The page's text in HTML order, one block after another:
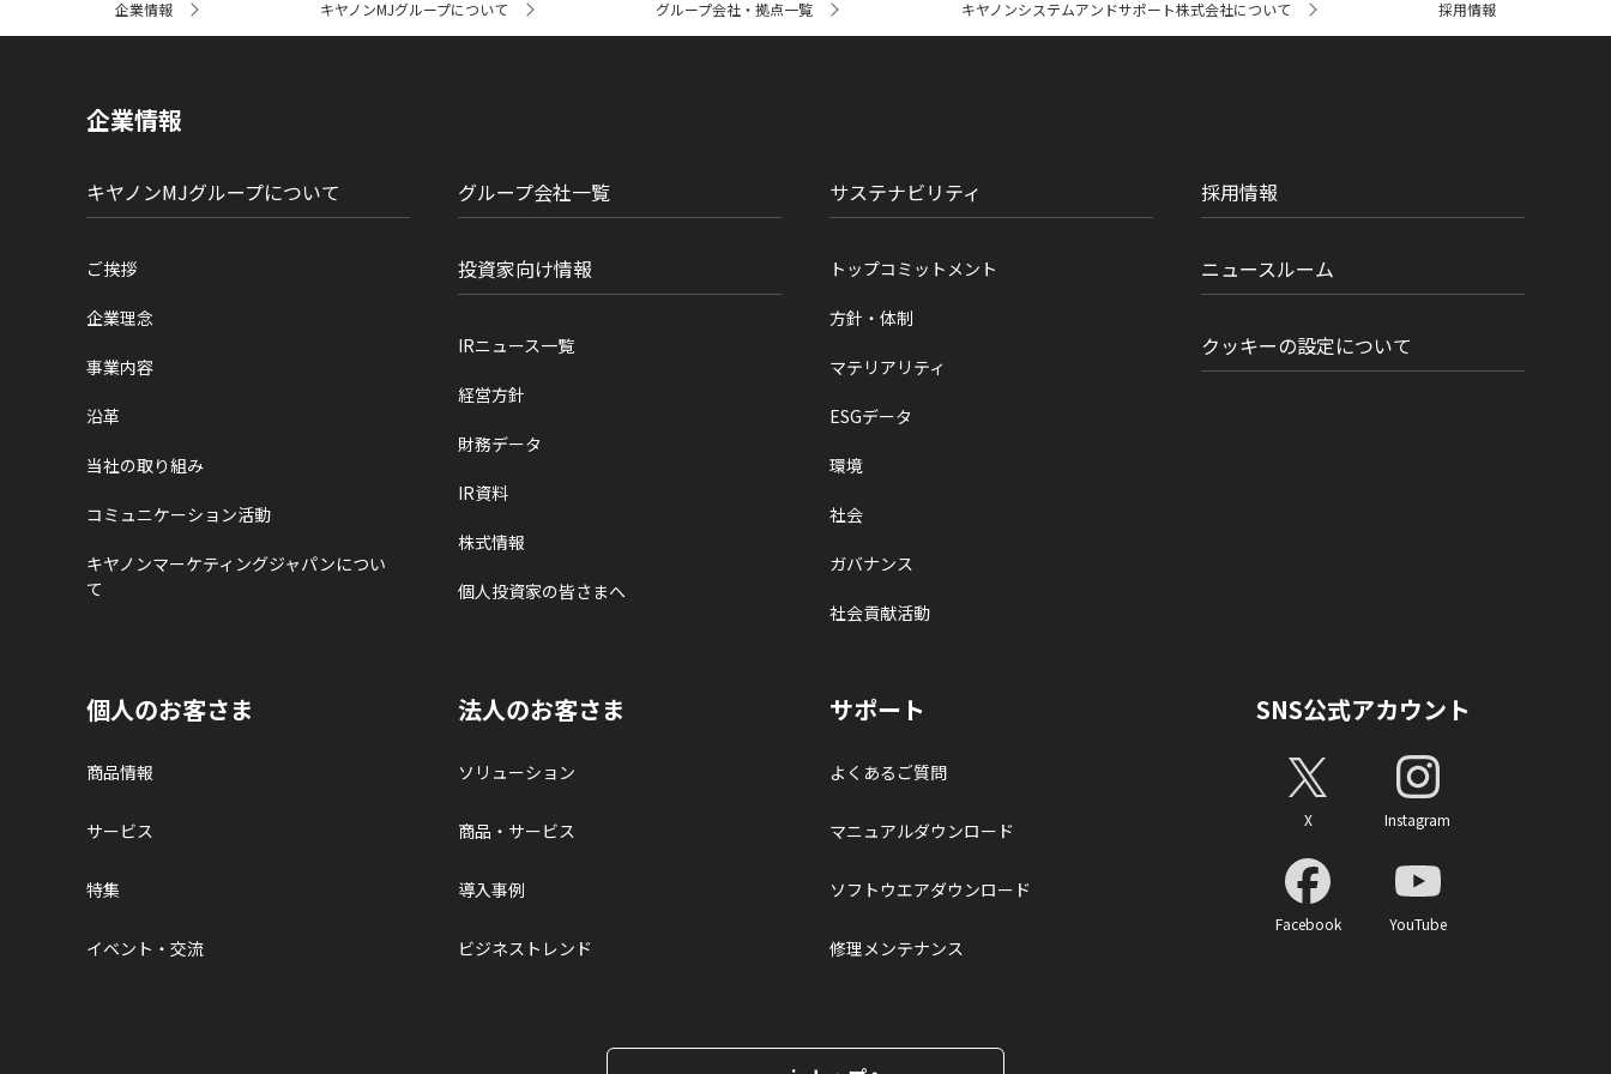
ト
企業情報 キヤノンMJグループについて グループ会社・拠点一覧 キヤノンシステムアンドサポート株式会社について 採用情報
企業情報
キヤノンMJグループについて
ご挨拶
企業理念
事業内容
沿革
当社の取り組み
コミュニケーション活動
キヤノンマーケティングジャパンについ
て
グループ会社一覧
投資家向け情報
IRニュース一覧
経営方針
財務データ
IR資料
株式情報
個人投資家の皆さまへ
サステナビリティ
トップコミットメント
方針・体制
マテリアリティ
ESGデータ
環境
社会
ガバナンス
社会貢献活動
採用情報
ニュースルーム
クッキーの設定について
個人のお客さま
商品情報
サービス
特集
イベント・交流
法人のお客さま
ソリューション
商品・サービス
導入事例
ビジネストレンド
サポート
よくあるご質問
マニュアルダウンロード
ソフトウエアダウンロード
修理メンテナンス
SNS公式アカウント
X Instagram
Facebook YouTube